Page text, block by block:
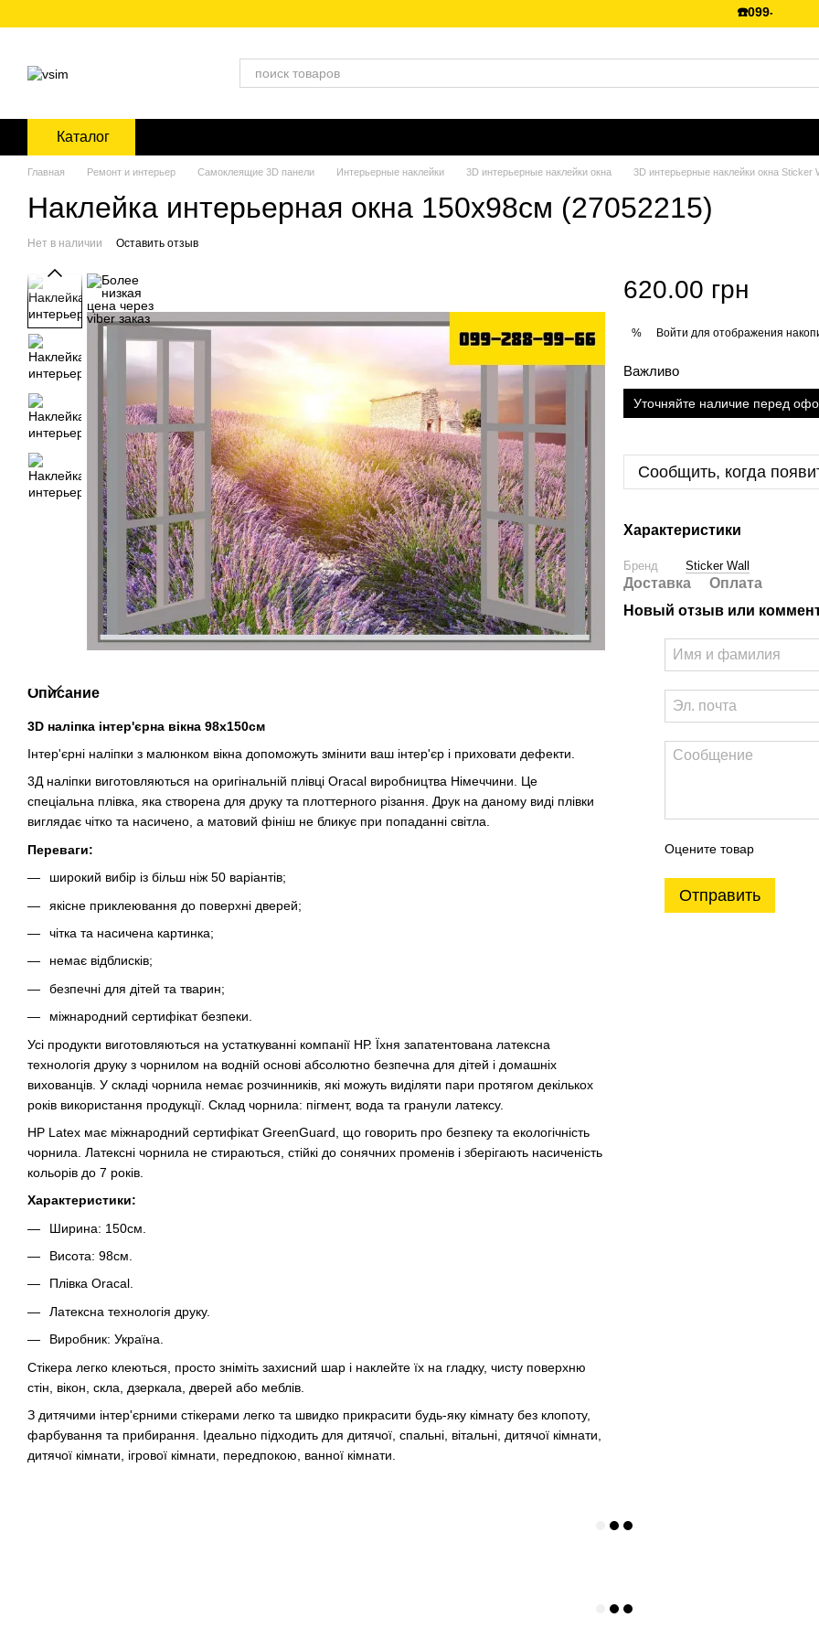
☎️099-288-99-66
Каталог
Главная Ремонт и интерьер Самоклеящие 3D панели Интерьерные наклейки 3D интерьерные наклейки окна 3D интерьерные наклейки окна Sticker
Наклейка интерьерная окна 150х98см (27052215)
Нет в наличии Оставить отзыв
Описание
3D наліпка інтер'єрна вікна 98х150см
Інтер'єрні наліпки з малюнком вікна допоможуть змінити ваш інтер'єр і приховати дефекти.
3Д наліпки виготовляються на оригінальній плівці Oracal виробництва Німеччини. Це
спеціальна плівка, яка створена для друку та плоттерного різання. Друк на даному виді плівки
виглядає чітко та насичено, а матовий фініш не бликує при попаданні світла.
Переваги:
широкий вибір із більш ніж 50 варіантів;
якісне приклеювання до поверхні дверей;
чітка та насичена картинка;
немає відблисків;
безпечні для дітей та тварин;
міжнародний сертифікат безпеки.
Усі продукти виготовляються на устаткуванні компанії НР. Їхня запатентована латексна
технологія друку з чорнилом на водній основі абсолютно безпечна для дітей і домашніх
вихованців. У складі чорнила немає розчинників, які можуть виділяти пари протягом декількох
років використання продукції. Склад чорнила: пігмент, вода та гранули латексу.
HP Latex має міжнародний сертифікат GreenGuard, що говорить про безпеку та екологічність
чорнила. Латексні чорнила не стираються, стійкі до сонячних променів і зберігають насиченість
кольорів до 7 років.
Характеристики:
Ширина: 150см.
Висота: 98см.
Плівка Oracal.
Латексна технологія друку.
Виробник: Україна.
Стікера легко клеються, просто зніміть захисний шар і наклейте їх на гладку, чисту поверхню
стін, вікон, скла, дзеркала, дверей або меблів.
З дитячими інтер'єрними стікерами легко та швидко прикрасити будь-яку кімнату без клопоту,
фарбування та прибирання. Ідеально підходить для дитячої, спальні, вітальні, дитячої кімнати,
дитячої кімнати, ігрової кімнати, передпокою, ванної кімнати.
620.00 грн
% Войти для отображения
Важливо
Уточняйте наличие перед
Сообщить, когда
Характеристики
Бренд Sticker Wall
Доставка
Оплата
Новый отзыв или
Оцените товар
Отправить